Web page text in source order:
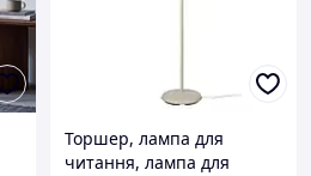
Торшер, лампа для
читання, лампа для